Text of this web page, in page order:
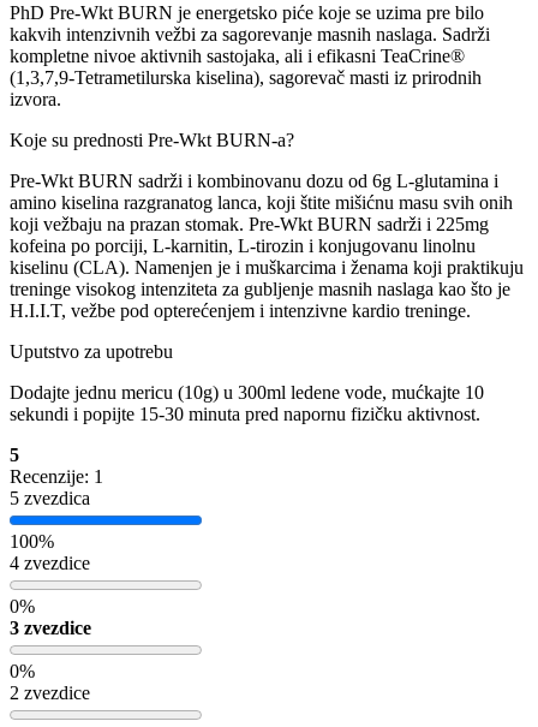
PhD Pre-Wkt BURN je energetsko piće koje se uzima pre bilo
kakvih intenzivnih vežbi za sagorevanje masnih naslaga. Sadrži
kompletne nivoe aktivnih sastojaka, ali i efikasni TeaCrine®
(1,3,7,9-Tetrametilurska kiselina), sagorevač masti iz prirodnih
izvora.
Koje su prednosti Pre-Wkt BURN-a?
Pre-Wkt BURN sadrži i kombinovanu dozu od 6g L-glutamina i
amino kiselina razgranatog lanca, koji štite mišićnu masu svih onih
koji vežbaju na prazan stomak. Pre-Wkt BURN sadrži i 225mg
kofeina po porciji, L-karnitin, L-tirozin i konjugovanu linolnu
kiselinu (CLA). Namenjen je i muškarcima i ženama koji praktikuju
treninge visokog intenziteta za gubljenje masnih naslaga kao što je
H.I.I.T, vežbe pod opterećenjem i intenzivne kardio treninge.
Uputstvo za upotrebu
Dodajte jednu mericu (10g) u 300ml ledene vode, mućkajte 10
sekundi i popijte 15-30 minuta pred napornu fizičku aktivnost.
5
Recenzije: 1
5 zvezdica
100%
4 zvezdice
0%
3 zvezdice
0%
2 zvezdice